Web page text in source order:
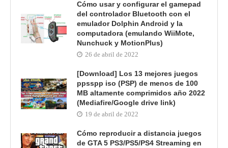
Cómo usar y configurar el gamepad
del controlador Bluetooth con el
emulador Dolphin Android y la
computadora (emulando WiiMote,
Nunchuck y MotionPlus)
26 de abril de 2022
[Download] Los 13 mejores juegos
ppsspp iso (PSP) de menos de 100
MB altamente comprimidos año 2022
(Mediafire/Google drive link)
19 de abril de 2022
Cómo reproducir a distancia juegos
de GTA 5 PS3/PS5/PS4 Streaming en